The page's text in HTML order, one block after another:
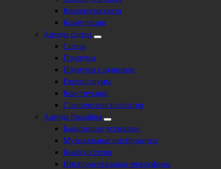
Комплекты света
Коммутация
Аренда сцены
Сцены
Подиумы
Подиумы с задником
Европодиумы
Конструкции
Сценические покрытия
Аренда бэклайна
Барабанные установки
Музыкальные инструменты
Комбо и стеки
Инструментальные микрофоны